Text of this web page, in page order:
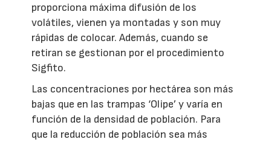
proporciona máxima difusión de los
volátiles, vienen ya montadas y son muy
rápidas de colocar. Además, cuando se
retiran se gestionan por el procedimiento
Sigfito.
Las concentraciones por hectárea son más
bajas que en las trampas ‘Olipe’ y varía en
función de la densidad de población. Para
que la reducción de población sea más